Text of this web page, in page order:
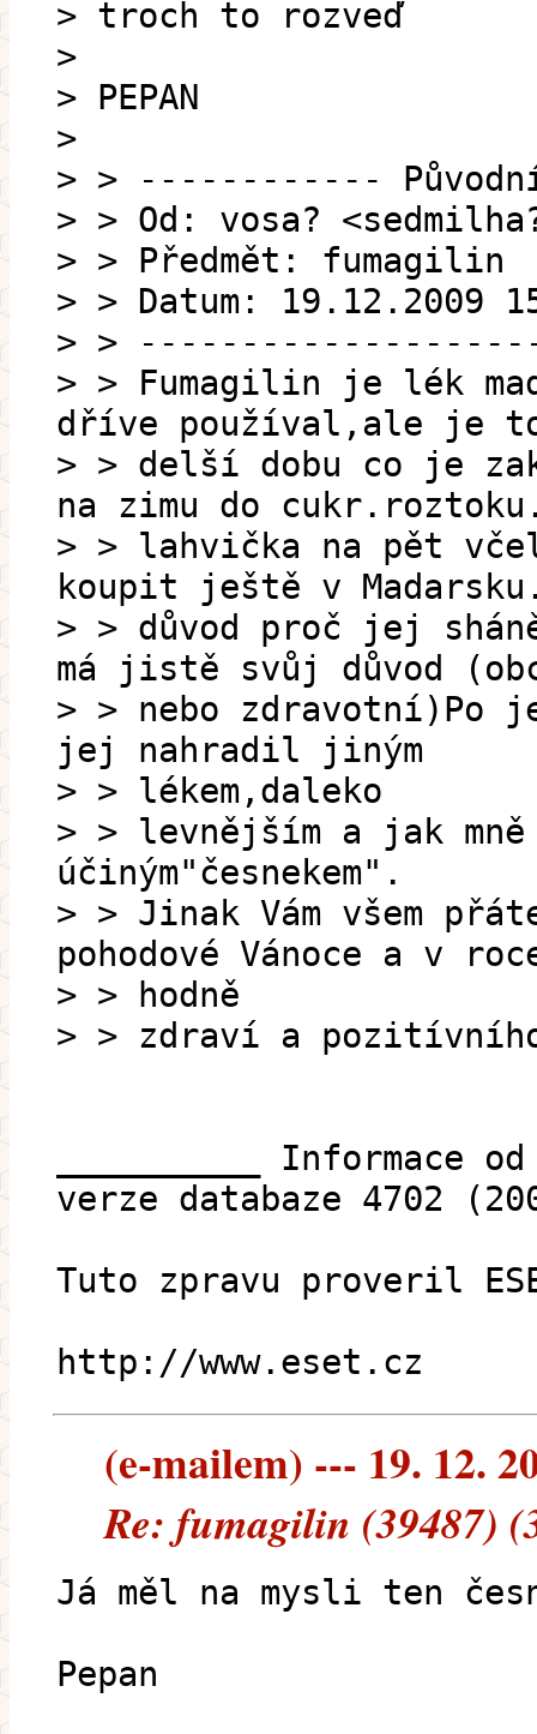
> troch to rozveď
>
> PEPAN
>
> > ------------
> > Od: vosa?
> > Předmět: fumagilin
> > Datum: 19.12.2009
> >
> > Fumagilin je lék
dříve používal,ale je
> > delší dobu co je
na zimu do
> > lahvička na pět
koupit ještě v
> > důvod proč jej
má jistě svůj důvod
> > nebo zdravotní)Po
jej nahradil jiným
> > lékem,daleko
> > levnějším a jak
účiným"česnekem".
> > Jinak Vám všem
pohodové Vánoce a v
> > hodně
> > zdraví a
__________ Informace
verze databaze 4702
Tuto zpravu proveril
http://www.eset.cz
(e-mailem) --- 19. 12.
Re: fumagilin (39487)
Já měl na mysli ten
Pepan